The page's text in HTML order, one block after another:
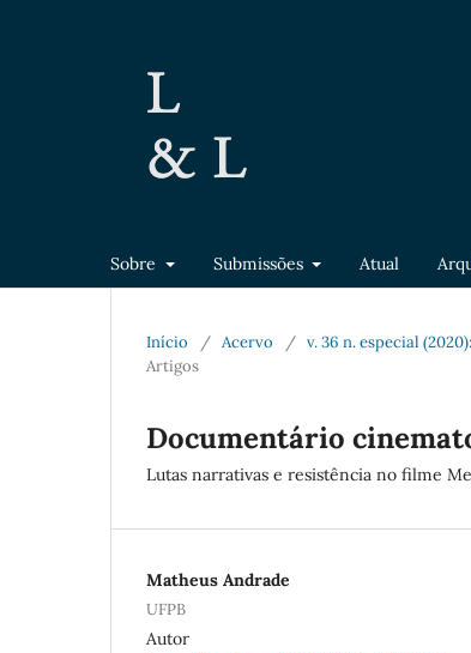
Sobre Submissões Atual
Início / Acervo / v. 36 n. especial
Artigos
Documentário
Lutas narrativas e resistência no filme
Matheus Andrade
UFPB
Autor